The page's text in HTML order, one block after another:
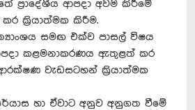
ප්‍රාදේශීය ආපදා අවම කිරීමේ
ක්‍රියාත්මක කිරීම.
සමඟ එක්ව පාසල් විෂය
කළමනාකරණය ඇතුළත් කර
වැඩසටහන් ක්‍රියාත්මක
හා ඒවාට අනුව අනුගත වීමේ